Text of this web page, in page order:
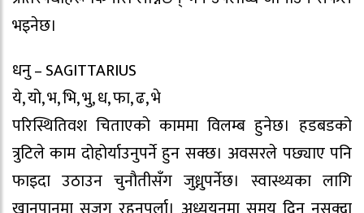
भइनेछ।
धनु – SAGITTARIUS
ये, यो, भ, भि, भु, ध, फा, ढ, भे
परिस्थितिवश चिताएको काममा विलम्ब हुनेछ। हडबडको
त्रुटिले काम दोहोर्याउनुपर्ने हुन सक्छ। अवसरले पछ्याए पनि
फाइदा उठाउन चुनौतीसँग जुध्नुपर्नेछ। स्वास्थ्यका लागि